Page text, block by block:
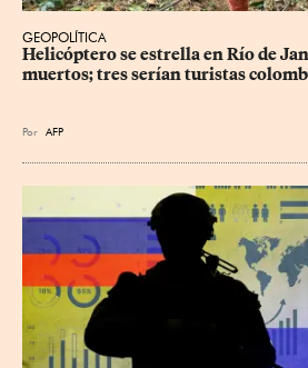
GEOPOLÍTICA
Helicóptero se estrella en Río de
muertos; tres serían turistas
Por AFP